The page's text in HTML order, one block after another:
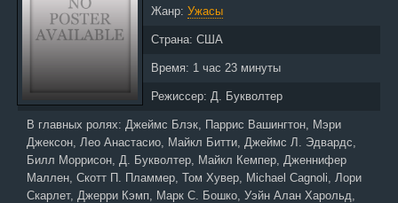
Жанр: Ужасы
Страна: США
Время: 1 час 23 минуты
Режиссер: Д. Букволтер
В главных ролях: Джеймс Блэк, Паррис Вашингтон, Мэри
Джексон, Лео Анастасио, Майкл Битти, Джеймс Л. Эдвардс,
Билл Моррисон, Д. Букволтер, Майкл Кемпер, Дженнифер
Маллен, Скотт П. Пламмер, Том Хувер, Michael Cagnoli, Лори
Скарлет, Джерри Кэмп, Марк С. Бошко, Уэйн Алан Харольд,